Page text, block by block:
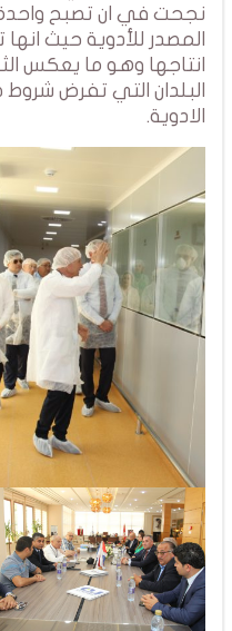
نجحت في ان تصبح واحدة
انتاجها وهو ما يعكس
البلدان التي تفرض
الادوية.